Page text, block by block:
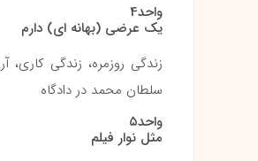
واحد4
یک عرضی (بهانه ای) دارم
زندگی روزمره، زندگی
سلطان محمد در دادگاه
واحد۵
مثل نوار فیلم